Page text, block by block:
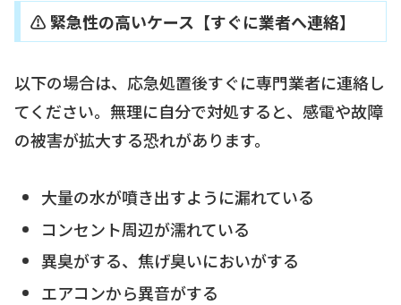
⚠️ 緊急性の高いケース【すぐに業者へ連絡】
以下の場合は、応急処置後すぐに専門業者に連絡し
てください。無理に自分で対処すると、感電や故障
の被害が拡大する恐れがあります。
大量の水が噴き出すように漏れている
コンセント周辺が濡れている
異臭がする、焦げ臭いにおいがする
エアコンから異音がする